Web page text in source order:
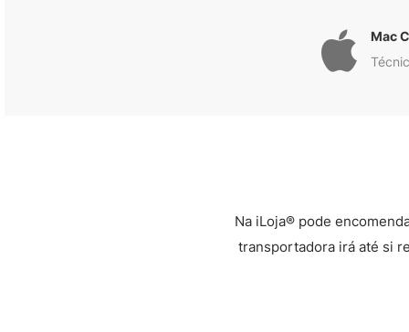
Mac
Na iLoja® pode
transportadora irá até si